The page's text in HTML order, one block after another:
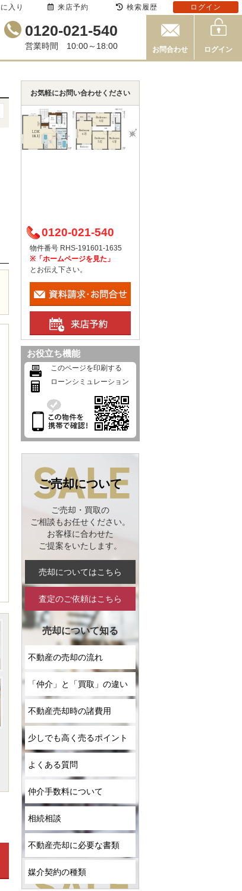
0120-021-540
営業時間 10:00～18:00 お問合わせ ログイン
お気軽にお問い合わせください
0120-021-540
物件番号 RHS-191601-1635
※「ホームページを見た」
とお伝え下さい。
お役立ち機能
このページを印刷する
ローンシミュレーション
ご売却について
ご売却・買取の
ご相談もお任せください。
お客様に合わせた
ご提案をいたします。
売却についてはこちら
査定のご依頼はこちら
売却について知る
不動産の売却の流れ
「仲介」と「買取」の違い
不動産売却時の諸費用
少しでも高く売るポイント
よくある質問
仲介手数料について
相続相談
不動産売却に必要な書類
媒介契約の種類
入り 来店予約 検索履歴 ログイン